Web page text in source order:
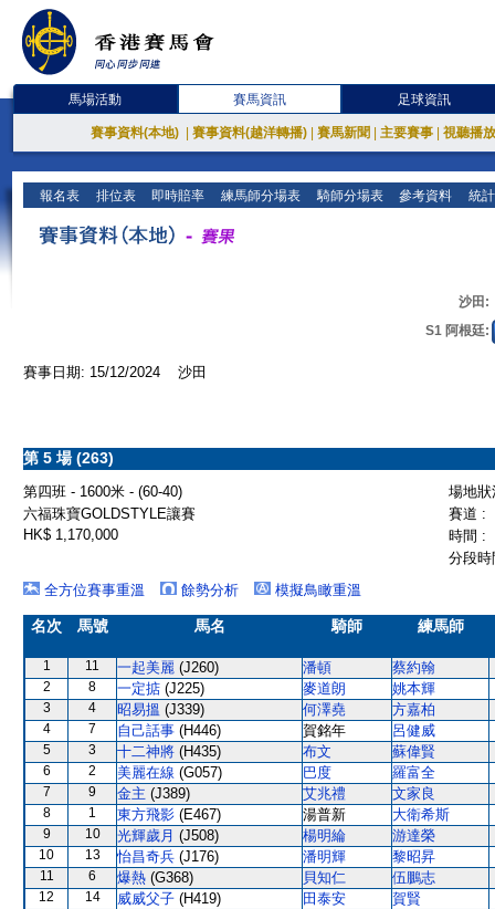
馬場活動 賽馬資訊 足球資訊
賽事資料(本地) 賽事資料(越洋轉播) 賽馬新聞 主要賽事 視聽播
報名表 排位表 即時賠率 練馬師分場表 騎師分場表 參考資料 統
沙田:
S1 阿根廷:
賽事日期: 15/12/2024 沙田
第 5 場 (263)
第四班 - 1600米 - (60-40)
場地
六福珠寶GOLDSTYLE讓賽
賽道 :
HK$ 1,170,000
時間 :
分段
全方位賽事重溫
餘勢分析 模擬鳥瞰重溫
名次 馬號 馬名 騎師 練馬師
1 11 一起美麗 (J260) 潘頓 蔡約翰
2 8 一定掂 (J225) 麥道朗 姚本輝
3 4 昭易搵 (J339) 何澤堯 方嘉柏
4 7 自己話事 (H446) 賀銘年 呂健威
5 3 十二神將 (H435) 布文 蘇偉賢
6 2 美麗在線 (G057) 巴度 羅富全
7 9 金主 (J389) 艾兆禮 文家良
8 1 東方飛影 (E467) 湯普新 大衛希斯
9 10 光輝歲月 (J508) 楊明綸 游達榮
10 13 怡昌奇兵 (J176) 潘明輝 黎昭昇
11 6 爆熱 (G368) 貝知仁 伍鵬志
12 14 威威父子 (H419) 田泰安 賀賢